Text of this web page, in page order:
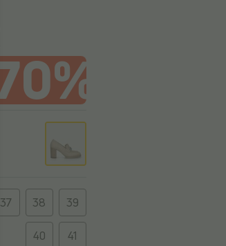
37 38 39
40 41